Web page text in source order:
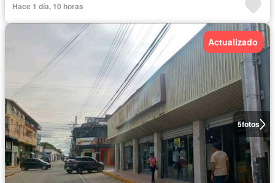
Hace 1 día, 10 horas
5fotos
Actualizado